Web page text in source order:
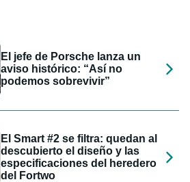
El jefe de Porsche lanza un
aviso histórico: “Así no
podemos sobrevivir”
El Smart #2 se filtra: quedan al
descubierto el diseño y las
especificaciones del heredero
del Fortwo